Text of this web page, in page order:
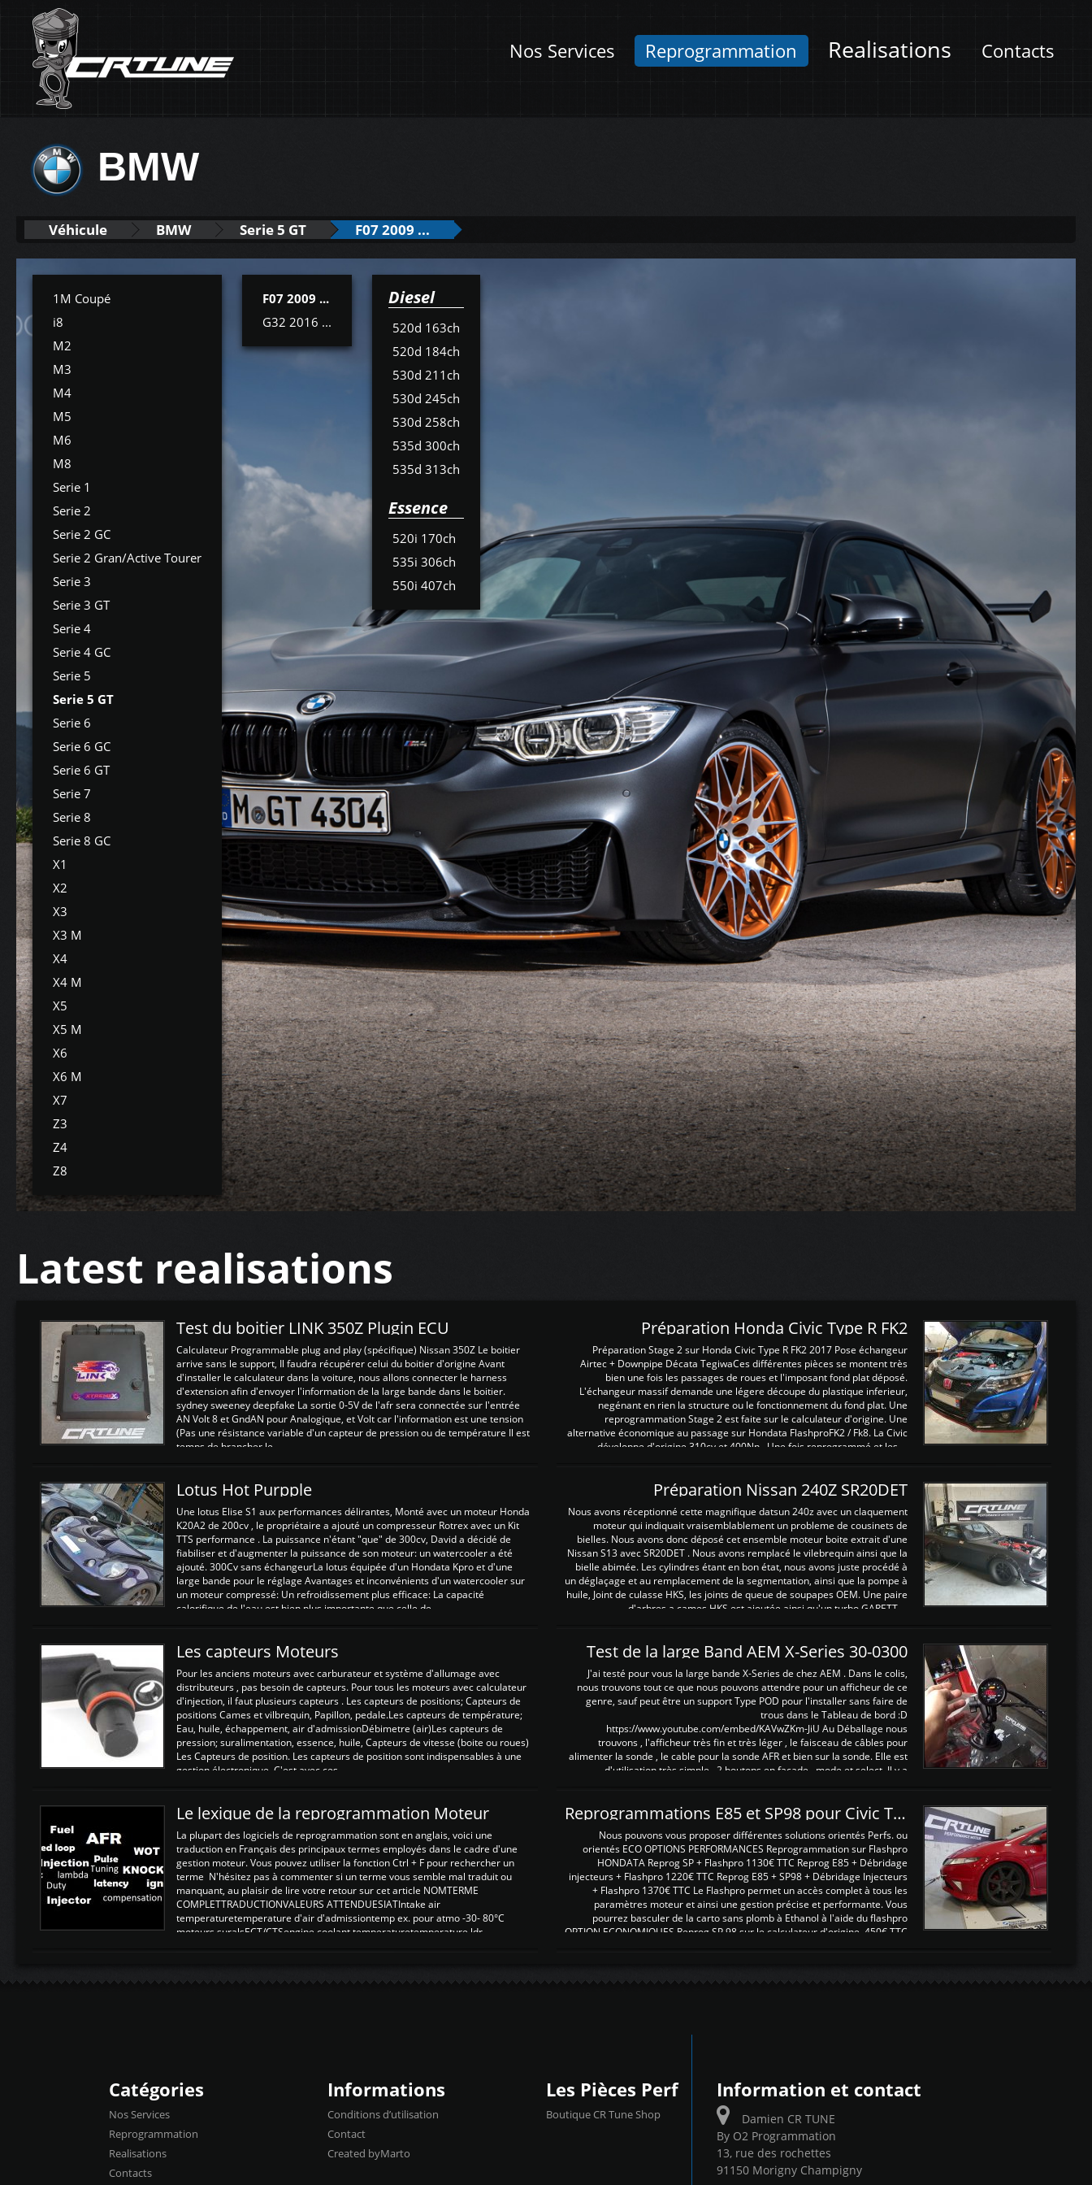
Nos Services Reprogrammation Realisations Contacts
BMW
Véhicule BMW Serie 5 GT F07 2009 ...
1M Coupé
i8
M2
M3
M4
M5
M6
M8
Serie 1
Serie 2
Serie 2 GC
Serie 2 Gran/Active Tourer
Serie 3
Serie 3 GT
Serie 4
Serie 4 GC
Serie 5
Serie 5 GT
Serie 6
Serie 6 GC
Serie 6 GT
Serie 7
Serie 8
Serie 8 GC
X1
X2
X3
X3 M
X4
X4 M
X5
X5 M
X6
X6 M
X7
Z3
Z4
Z8
F07 2009 ...
G32 2016 ...
Diesel
520d 163ch
520d 184ch
530d 211ch
530d 245ch
530d 258ch
535d 300ch
535d 313ch
Essence
520i 170ch
535i 306ch
550i 407ch
Latest realisations
Test du boitier LINK 350Z Plugin ECU
Calculateur Programmable plug and play (spécifique) Nissan 350Z Le boitier
arrive sans le support, Il faudra récupérer celui du boitier d'origine Avant
d'installer le calculateur dans la voiture, nous allons connecter le harness
d'extension afin d'envoyer l'information de la large bande dans le boitier.
sydney sweeney deepfake La sortie 0-5V de l'afr sera connectée sur l'entrée
AN Volt 8 et GndAN pour Analogique, et Volt car l'information est une tension
(Pas une résistance variable d'un capteur de pression ou de température Il est
temps de brancher le ...
Préparation Honda Civic Type R FK2
Préparation Stage 2 sur Honda Civic Type R FK2 2017 Pose échangeur
Airtec + Downpipe Décata TegiwaCes différentes pièces se montent très
bien une fois les passages de roues et l'imposant fond plat déposé.
L'échangeur massif demande une légere découpe du plastique inferieur,
negénant en rien la structure ou le fonctionnement du fond plat. Une
reprogrammation Stage 2 est faite sur le calculateur d'origine. Une
alternative économique au passage sur Hondata FlashproFK2 / Fk8. La Civic
développe d'origine 310cv et 400Nn , Une fois reprogrammé et les ...
Lotus Hot Purpple
Une lotus Elise S1 aux performances délirantes, Monté avec un moteur Honda
K20A2 de 200cv , le propriétaire a ajouté un compresseur Rotrex avec un Kit
TTS performance . La puissance n'étant "que" de 300cv, David a décidé de
fiabiliser et d'augmenter la puissance de son moteur: un watercooler a été
ajouté. 300Cv sans échangeurLa lotus équipée d'un Hondata Kpro et d'une
large bande pour le réglage Avantages et inconvénients d'un watercooler sur
un moteur compressé: Un refroidissement plus efficace: La capacité
calorifique de l'eau est bien plus importante que celle de ...
Préparation Nissan 240Z SR20DET
Nous avons réceptionné cette magnifique datsun 240z avec un claquement
moteur qui indiquait vraisemblablement un probleme de cousinets de
bielles. Nous avons donc déposé cet ensemble moteur boite extrait d'une
Nissan S13 avec SR20DET . Nous avons remplacé le vilebrequin ainsi que la
bielle abimée. Les cylindres étant en bon état, nous avons juste procédé à
un déglaçage et au remplacement de la segmentation, ainsi que la pompe à
huile, Joint de culasse HKS, les joints de queue de soupapes OEM. Une paire
d'arbres a cames HKS est ajoutée ainsi qu'un turbo GARETT ...
Les capteurs Moteurs
Pour les anciens moteurs avec carburateur et système d'allumage avec
distributeurs , pas besoin de capteurs. Pour tous les moteurs avec calculateur
d'injection, il faut plusieurs capteurs . Les capteurs de positions; Capteurs de
positions Cames et vilbrequin, Papillon, pedale.Les capteurs de température;
Eau, huile, échappement, air d'admissionDébimetre (air)Les capteurs de
pression; suralimentation, essence, huile, Capteurs de vitesse (boite ou roues)
Les Capteurs de position. Les capteurs de position sont indispensables à une
gestion électronique. C'est avec ces ...
Test de la large Band AEM X-Series 30-0300
J'ai testé pour vous la large bande X-Series de chez AEM . Dans le colis,
nous trouvons tout ce que nous pouvons attendre pour un afficheur de ce
genre, sauf peut être un support Type POD pour l'installer sans faire de
trous dans le Tableau de bord :D
https://www.youtube.com/embed/KAVwZKm-JiU Au Déballage nous
trouvons , l'afficheur très fin et très léger , le faisceau de câbles pour
alimenter la sonde , le cable pour la sonde AFR et bien sur la sonde. Elle est
d'utilisation très simple , 2 boutons en façade , mode et select. Il y a
Le lexique de la reprogrammation Moteur
La plupart des logiciels de reprogrammation sont en anglais, voici une
traduction en Français des principaux termes employés dans le cadre d'une
gestion moteur. Vous pouvez utiliser la fonction Ctrl + F pour rechercher un
terme N'hésitez pas à commenter si un terme vous semble mal traduit ou
manquant, au plaisir de lire votre retour sur cet article NOMTERME
COMPLETTRADUCTIONVALEURS ATTENDUESIATIntake air
temperaturetemperature d'air d'admissiontemp ex. pour atmo -30- 80°C
moteurs suralsECT/CTSengine coolant temperaturetemperature ldr
Reprogrammations E85 et SP98 pour Civic Type R FN2
Nous pouvons vous proposer différentes solutions orientés Perfs. ou
orientés ECO OPTIONS PERFORMANCES Reprogrammation sur Flashpro
HONDATA Reprog SP + Flashpro 1130€ TTC Reprog E85 + Débridage
injecteurs + Flashpro 1220€ TTC Reprog E85 + SP98 + Débridage Injecteurs
+ Flashpro 1370€ TTC Le Flashpro permet un accès complet à tous les
paramètres moteur et ainsi une gestion précise et performante. Vous
pourrez basculer de la carto sans plomb à Ethanol à l'aide du flashpro
OPTION ECONOMIQUES Reprog SP 98 sur le calculateur d'origine 450€ TTC
Catégories
Nos Services
Reprogrammation
Realisations
Contacts
Informations
Conditions d’utilisation
Contact
Created byMarto
Les Pièces Perf
Boutique CR Tune Shop
Information et contact
Damien CR TUNE
By O2 Programmation
13, rue des rochettes
91150 Morigny Champigny